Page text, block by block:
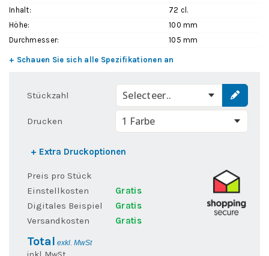
Inhalt:
72 cl.
Höhe:
100 mm
Durchmesser:
105 mm
+ Schauen Sie sich alle Spezifikationen an
Stückzahl Selecteer..
Drucken
+ Extra Druckoptionen
Preis pro Stück
Einstellkosten
Gratis
Digitales Beispiel
Gratis
Versandkosten
Gratis
Total exkl. MwSt